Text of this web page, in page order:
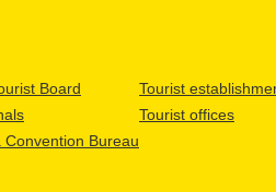
Board
Convention Bureau
Tourist
Tourist offices